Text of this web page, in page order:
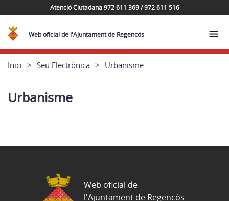
Atenció Ciutadana 972 611 369 / 972 611 516
Web oficial de l'Ajuntament de Regencós
Inici Seu Electrònica Urbanisme
Urbanisme
Web oficial de
l'Ajuntament de Regencós